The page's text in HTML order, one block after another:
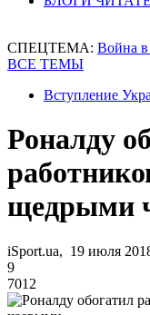
СПЕЦТЕМА: Война
ВСЕ ТЕМЫ
Вступление
Роналду
щедрыми
iSport.ua, 19 июля
9
7012